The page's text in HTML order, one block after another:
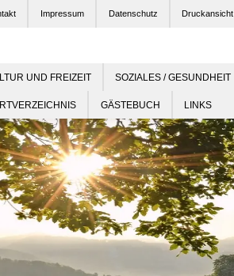
UND FREIZEIT SOZIALES / GESUNDHEIT
GÄSTEBUCH LINKS
Impressum Datenschutz Druckansicht